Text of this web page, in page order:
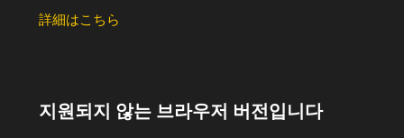
詳細はこちら
지원되지 않는 브라우저 버전입니다